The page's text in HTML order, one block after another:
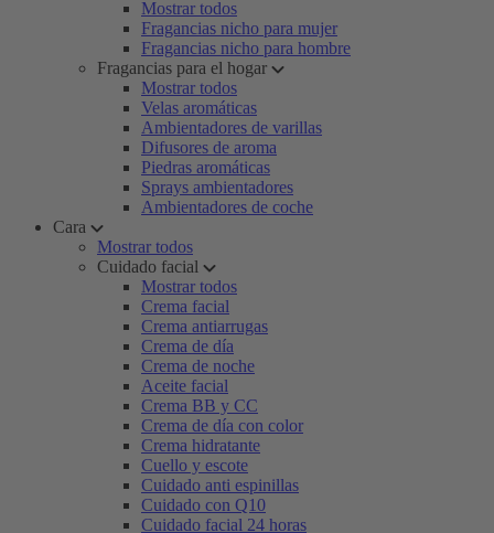
Mostrar todos
Fragancias nicho para mujer
Fragancias nicho para hombre
Fragancias para el hogar
Mostrar todos
Velas aromáticas
Ambientadores de varillas
Difusores de aroma
Piedras aromáticas
Sprays ambientadores
Ambientadores de coche
Cara
Mostrar todos
Cuidado facial
Mostrar todos
Crema facial
Crema antiarrugas
Crema de día
Crema de noche
Aceite facial
Crema BB y CC
Crema de día con color
Crema hidratante
Cuello y escote
Cuidado anti espinillas
Cuidado con Q10
Cuidado facial 24 horas